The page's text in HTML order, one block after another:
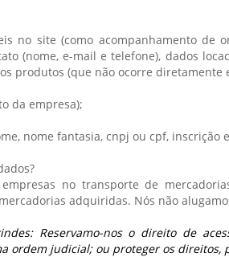
no site (como acompanhamento de
(nome, e-mail e telefone), dados
produtos (que não ocorre diretamente
da empresa);
nome fantasia, cnpj ou cpf,
no transporte de
adquiridas. Nós não
Reservamo-nos o direito de
ordem judicial; ou proteger os